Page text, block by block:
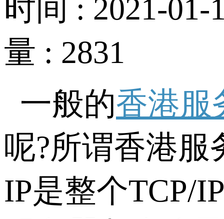
时间 : 2021-01-
量 : 2831
一般的香港服
呢?所谓香港服
IP是整个TCP/